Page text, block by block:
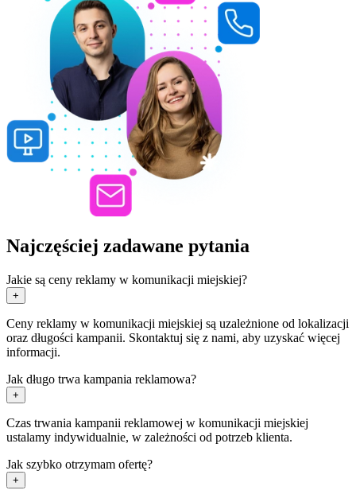
Najczęściej zadawane pytania
Jakie są ceny reklamy w komunikacji miejskiej?
+
Ceny reklamy w komunikacji miejskiej są uzależnione od lokalizacji
oraz długości kampanii. Skontaktuj się z nami, aby uzyskać więcej
informacji.
Jak długo trwa kampania reklamowa?
+
Czas trwania kampanii reklamowej w komunikacji miejskiej
ustalamy indywidualnie, w zależności od potrzeb klienta.
Jak szybko otrzymam ofertę?
+